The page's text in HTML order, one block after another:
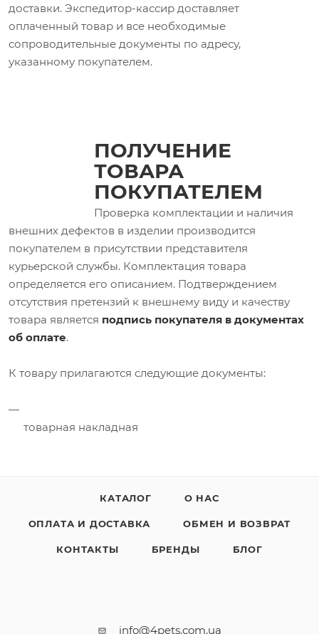
доставки. Экспедитор-кассир доставляет
оплаченный товар и все необходимые
сопроводительные документы по адресу,
указанному покупателем.
ПОЛУЧЕНИЕ
ТОВАРА
ПОКУПАТЕЛЕМ
Проверка комплектации и наличия
внешних дефектов в изделии производится
покупателем в присутствии представителя
курьерской службы. Комплектация товара
определяется его описанием. Подтверждением
отсутствия претензий к внешнему виду и качеству
товара является подпись покупателя в документах
об оплате.
К товару прилагаются следующие документы:
товарная накладная
КАТАЛОГ О НАС
ОПЛАТА И ДОСТАВКА ОБМЕН И ВОЗВРАТ
КОНТАКТЫ БРЕНДЫ БЛОГ
info@4pets.com.ua